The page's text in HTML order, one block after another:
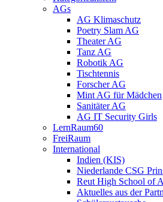
AGs
AG Klimaschutz
Poetry Slam AG
Theater AG
Tanz AG
Robotik AG
Tischtennis
Forscher AG
Mint AG für Mädchen
Sanitäter AG
AG IT Security Girls
LernRaum60
FreiRaum
International
Indien (KIS)
Niederlande CSG
Reut High School of
Aktuelles aus der